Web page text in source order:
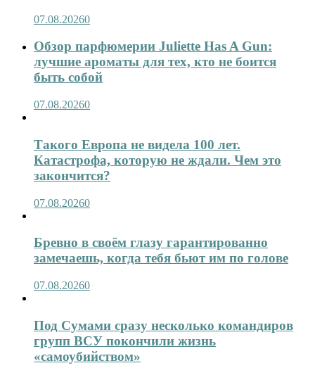
07.08.20260
Обзор парфюмерии Juliette Has A Gun:
лучшие ароматы для тех, кто не боится
быть собой
07.08.20260
Такого Европа не видела 100 лет.
Катастрофа, которую не ждали. Чем это
закончится?
07.08.20260
Бревно в своём глазу гарантированно
замечаешь, когда тебя бьют им по голове
07.08.20260
Под Сумами сразу несколько командиров
групп ВСУ покончили жизнь
«самоубийством»